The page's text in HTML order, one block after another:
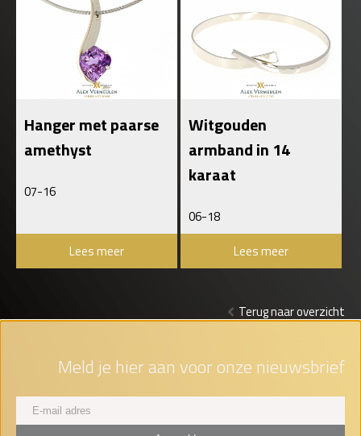
Hanger met paarse
amethyst
07-16
Lees meer
Witgouden
armband in 14
karaat
06-18
Lees meer
Terug naar overzicht
Meld je hier aan voor onze nieuwsbrief